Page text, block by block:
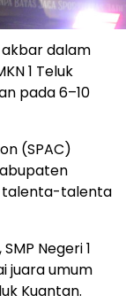
dalam
1 Teluk
pada 6–10
(SPAC)
talenta-talenta
Negeri 1
juara umum
Kuantan.